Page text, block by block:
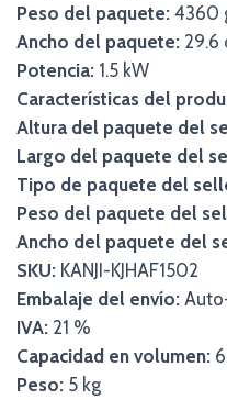
Peso del paquete: 4360
Ancho del paquete: 29.6
Potencia: 1.5 kW
Características del
Altura del paquete del
Largo del paquete del
Tipo de paquete del
Peso del paquete del
Ancho del paquete del
SKU: KANJI-KJHAF1502
Embalaje del envío:
IVA: 21 %
Capacidad en volumen:
Peso: 5 kg